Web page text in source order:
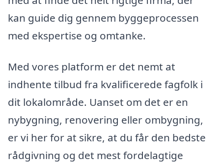
kan guide dig gennem byggeprocessen
med ekspertise og omtanke.
Med vores platform er det nemt at
indhente tilbud fra kvalificerede fagfolk i
dit lokalområde. Uanset om det er en
nybygning, renovering eller ombygning,
er vi her for at sikre, at du får den bedste
rådgivning og det mest fordelagtige